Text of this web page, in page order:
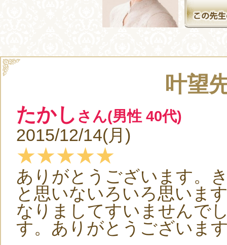
叶望
たかし さん(男性 40代)
2015/12/14(月)
★★★★★
ありがとうございます。
と思いないろいろ思いま
なりましてすいませんで
す。ありがとうございま